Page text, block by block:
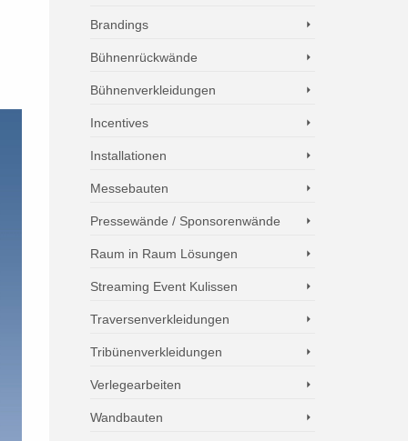
Brandings
Bühnenrückwände
Bühnenverkleidungen
Incentives
Installationen
Messebauten
Pressewände / Sponsorenwände
Raum in Raum Lösungen
Streaming Event Kulissen
Traversenverkleidungen
Tribünenverkleidungen
Verlegearbeiten
Wandbauten